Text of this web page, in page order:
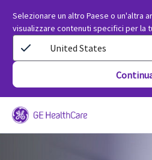
Selezionare un altro Paese o un'altra
visualizzare contenuti specifici per la
United States